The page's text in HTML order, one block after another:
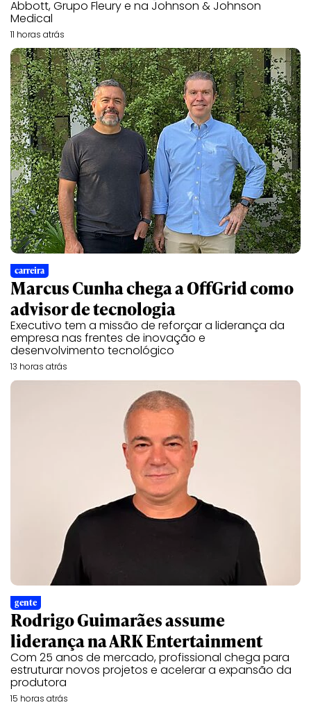
Abbott, Grupo Fleury e na Johnson & Johnson
Medical
11 horas atrás
carreira
Marcus Cunha chega a OffGrid como
advisor de tecnologia
Executivo tem a missão de reforçar a liderança da
empresa nas frentes de inovação e
desenvolvimento tecnológico
13 horas atrás
gente
Rodrigo Guimarães assume
liderança na ARK Entertainment
Com 25 anos de mercado, profissional chega para
estruturar novos projetos e acelerar a expansão da
produtora
15 horas atrás